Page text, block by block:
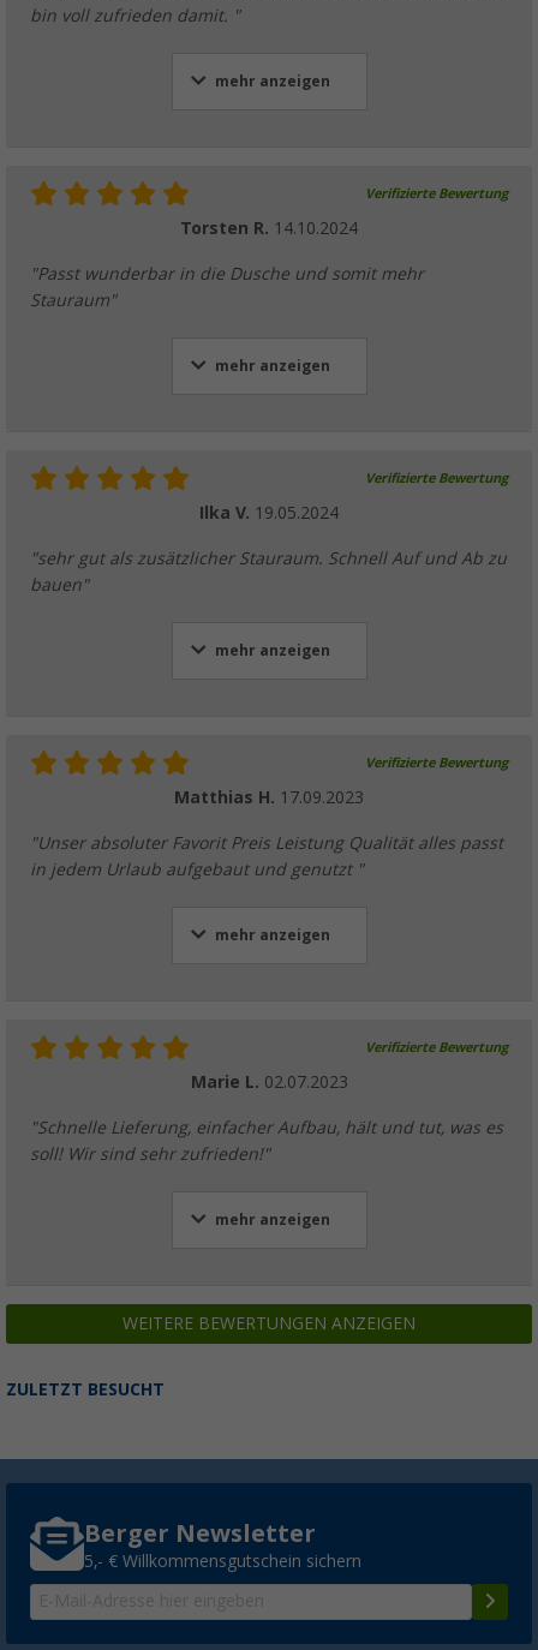
bin voll zufrieden damit. "
mehr anzeigen
Verifizierte Bewertung
Torsten R. 14.10.2024
"Passt wunderbar in die Dusche und somit mehr
Stauraum"
mehr anzeigen
Verifizierte Bewertung
Ilka V. 19.05.2024
"sehr gut als zusätzlicher Stauraum. Schnell Auf und Ab zu
bauen"
mehr anzeigen
Verifizierte Bewertung
Matthias H. 17.09.2023
"Unser absoluter Favorit Preis Leistung Qualität alles passt
in jedem Urlaub aufgebaut und genutzt "
mehr anzeigen
Verifizierte Bewertung
Marie L. 02.07.2023
"Schnelle Lieferung, einfacher Aufbau, hält und tut, was es
soll! Wir sind sehr zufrieden!"
mehr anzeigen
WEITERE BEWERTUNGEN ANZEIGEN
ZULETZT BESUCHT
Berger Newsletter
5,- € Willkommensgutschein sichern